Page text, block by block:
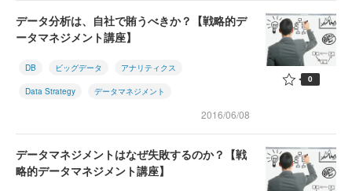
データ分析は、自社で賄うべきか？【戦略的デ
ータマネジメント講座】
DB ビッグデータ アナリティクス
Data Strategy データマネジメント
2016/06/08
0
データマネジメントはなぜ失敗するのか？【戦
略的データマネジメント講座】